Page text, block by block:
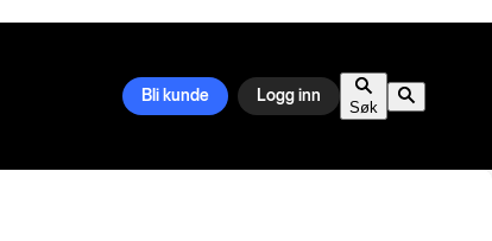
Bli kunde Logg inn
Søk